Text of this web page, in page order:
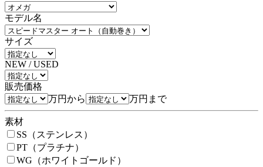
モデル名
サイズ
NEW / USED
販売価格
万円から
万円まで
素材
SS（ステンレス）
PT（プラチナ）
WG（ホワイトゴールド）